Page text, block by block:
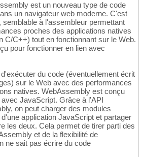
est un nouveau type de code
un navigateur web moderne. C'est
semblable à l'assembleur permettant
proches des applications natives
C/C++) tout en fonctionnant sur le Web.
pour fonctionner en lien avec
du code (éventuellement écrit
sur le Web avec des performances
natives. WebAssembly est conçu
JavaScript. Grâce à l'API
on peut charger des modules
application JavaScript et partager
les deux. Cela permet de tirer parti des
et de la flexibilité de
ne sait pas écrire du code